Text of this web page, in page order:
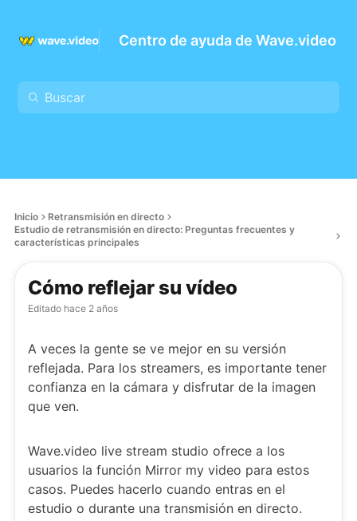
Centro de ayuda de Wave.video
Inicio
Retransmisión en directo
Estudio de retransmisión en directo: Preguntas frecuentes y
características principales
Cómo reflejar su vídeo
Editado hace 2 años
A veces la gente se ve mejor en su versión
reflejada. Para los streamers, es importante tener
confianza en la cámara y disfrutar de la imagen
que ven.
Wave.video live stream studio ofrece a los
usuarios la función Mirror my video para estos
casos. Puedes hacerlo cuando entras en el
estudio o durante una transmisión en directo.